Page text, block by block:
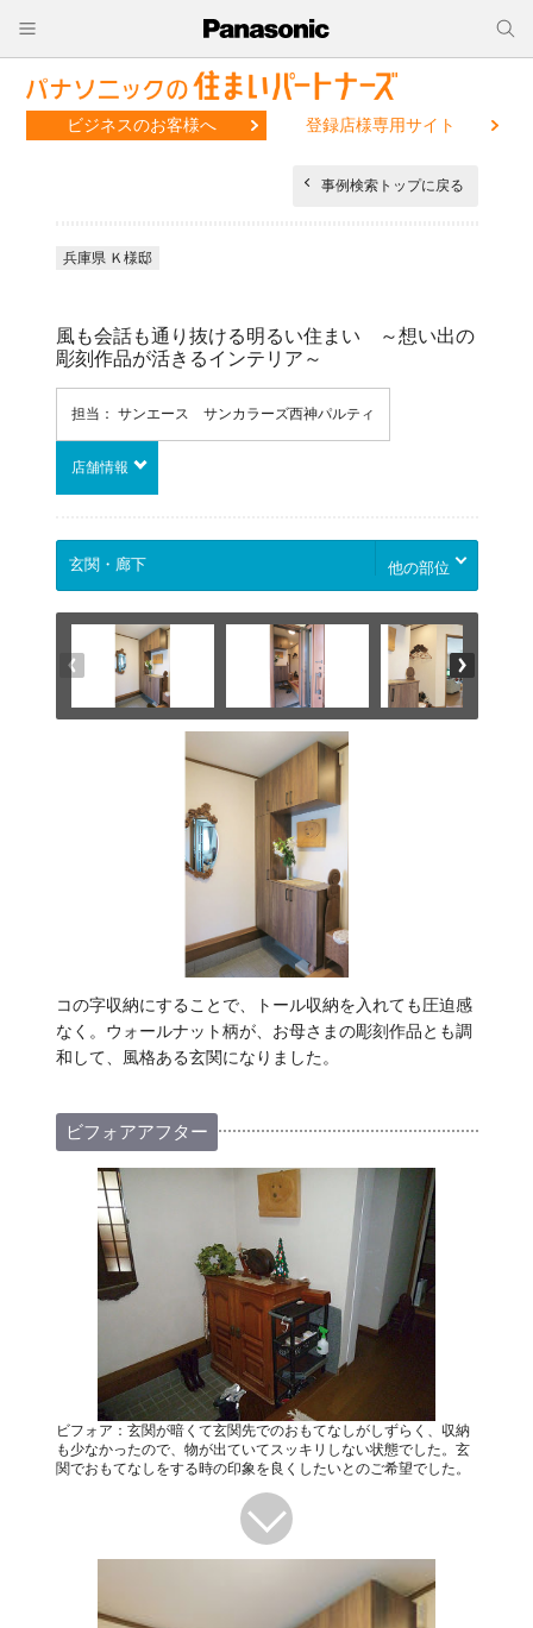
ビジネスのお客様へ 登録店様専用サイト
事例検索トップに戻る
兵庫県 Ｋ様邸
風も会話も通り抜ける明るい住まい ～想い出の
彫刻作品が活きるインテリア～
担当： サンエース サンカラーズ西神パルティ
店舗情報
他の部位
コの字収納にすることで、トール収納を入れても圧迫感
なく。ウォールナット柄が、お母さまの彫刻作品とも調
和して、風格ある玄関になりました。
ビフォアアフター
ビフォア：玄関が暗くて玄関先でのおもてなしがしずらく、収納
も少なかったので、物が出ていてスッキリしない状態でした。玄
関でおもてなしをする時の印象を良くしたいとのご希望でした。